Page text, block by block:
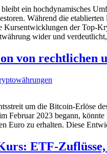
ein hochdynamisches
Während die
Kursentwicklungen der Top-
wider und verdeutlicht,
von rechtlichen
um die Bitcoin-Erlöse
Februar 2023 begann,
Euro zu erhalten. Diese
ETF-